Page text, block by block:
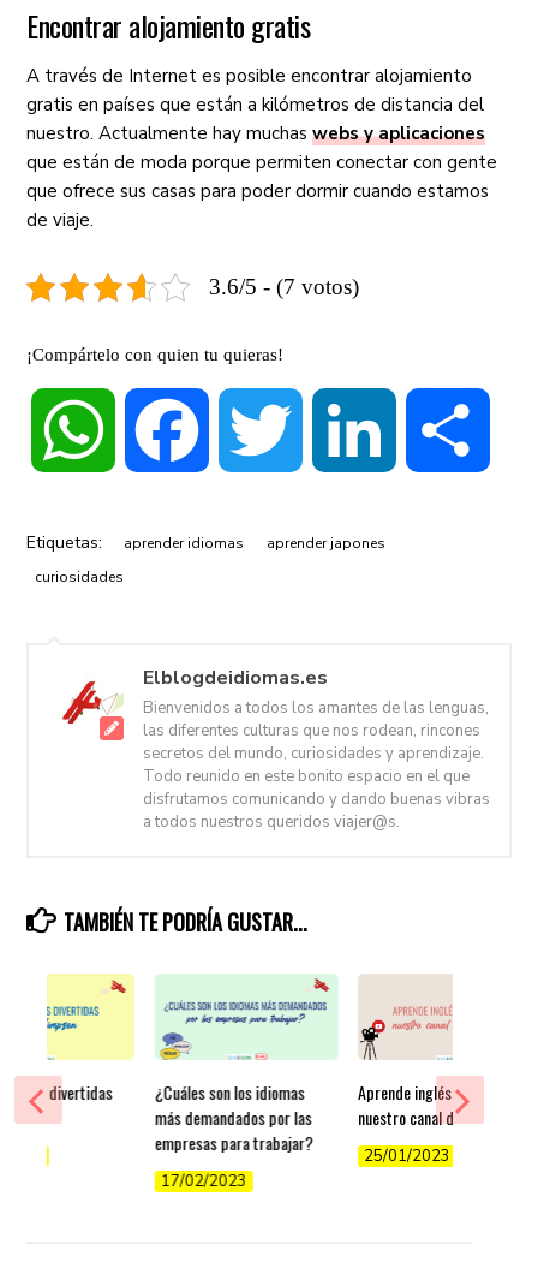
Encontrar alojamiento gratis
A través de Internet es posible encontrar alojamiento
gratis en países que están a kilómetros de distancia del
nuestro. Actualmente hay muchaswebs y aplicaciones
que están de moda porque permiten conectar con gente
que ofrece sus casas para poder dormir cuando estamos
de viaje.
3.6/5 - (7 votos)
¡Compártelo con quien tu quieras!
WhatsApp Facebook Twitter LinkedIn
Etiquetas: aprender idiomas
aprender japones
curiosidades
Elblogdeidiomas.es
Bienvenidos a todos los amantes de las lenguas,
las diferentes culturas que nos rodean, rincones
secretos del mundo, curiosidades y aprendizaje.
Todo reunido en este bonito espacio en el que
disfrutamos comunicando y dando buenas vibras
a todos nuestros queridos viajer@s.
TAMBIÉN TE PODRÍA GUSTAR...
¿Cuáles son los idiomas
más demandados por las
empresas para trabajar?
17/02/2023
Aprende inglés gratis en
nuestro canal de YouTube
25/01/2023
divertidas